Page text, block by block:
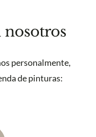
nosotros
personalmente,
de pinturas: